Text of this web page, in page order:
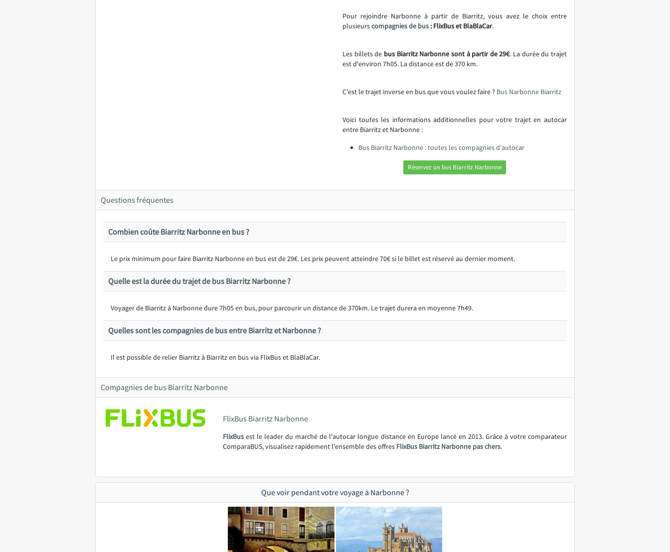
Pour rejoindre Narbonne à partir de Biarritz, vous avez le choix entre
plusieurscompagnies de bus : FlixBus et BlaBlaCar.
Les billets de bus Biarritz Narbonne sont à partir de 29€. La durée du trajet
est d'environ 7h05. La distance est de 370 km.
C'est le trajet inverse en bus que vous voulez faire ? Bus Narbonne Biarritz
Voici toutes les informations additionnelles pour votre trajet en autocar
entre Biarritz et Narbonne :
Bus Biarritz Narbonne : toutes les compagnies d'autocar
Réservez un bus Biarritz Narbonne
Questions fréquentes
Combien coûte Biarritz Narbonne en bus ?
Le prix minimum pour faire Biarritz Narbonne en bus est de 29€. Les prix peuvent atteindre 70€ si le billet est réservé au dernier moment.
Quelle est la durée du trajet de bus Biarritz Narbonne ?
Voyager de Biarritz à Narbonne dure 7h05 en bus, pour parcourir un distance de 370km. Le trajet durera en moyenne 7h49.
Quelles sont les compagnies de bus entre Biarritz et Narbonne ?
Il est possible de relier Biarritz à Biarritz en bus via FlixBus et BlaBlaCar.
Compagnies de bus Biarritz Narbonne
FlixBus Biarritz Narbonne
FlixBus est le leader du marché de l'autocar longue distance en Europe lancé en 2013. Grâce à votre comparateur
ComparaBUS, visualisez rapidement l'ensemble des offres FlixBus Biarritz Narbonne pas chers.
Que voir pendant votre voyage à Narbonne ?